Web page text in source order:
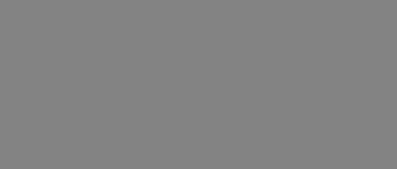
ανθρώπων
προκειμένου να
τους.
που μπορεί να